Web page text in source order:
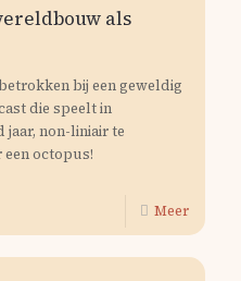
als
bij een geweldig
die speelt in
non-liniair te
octopus!
Meer